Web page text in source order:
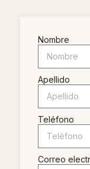
Nombre
Apellido
Teléfono
Correo